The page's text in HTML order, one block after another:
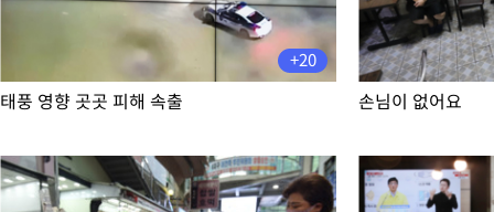
-5776초 전 >
이집트, 가자 협상 당사자들에게 약속이행과 방해금지 촉구
트럼프, 이란 추가 요구에 "저강도 대응…이건 체스게임"
+20
태풍 영향 곳곳 피해 속출 손님이 없어요